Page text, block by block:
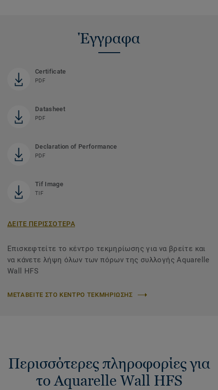
Έγγραφα
Certificate
PDF
Datasheet
PDF
Declaration of Performance
PDF
Tif Image
TIF
ΔΕΙΤΕ ΠΕΡΙΣΣΟΤΕΡΑ
Επισκεφτείτε το κέντρο τεκμηρίωσης για να βρείτε και
να κάνετε λήψη όλων των πόρων της συλλογής Aquarelle
Wall HFS
ΜΕΤΑΒΕΙΤΕ ΣΤΟ ΚΕΝΤΡΟ ΤΕΚΜΗΡΙΩΣΗΣ
Περισσότερες πληροφορίες για
το Aquarelle Wall HFS